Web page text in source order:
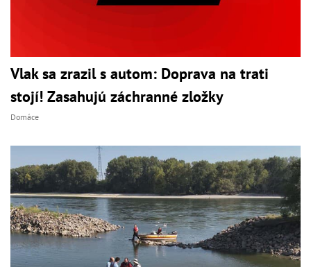
Vlak sa zrazil s autom: Doprava na trati
stojí! Zasahujú záchranné zložky
Domáce